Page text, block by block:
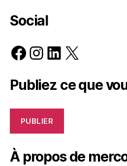
Social
Facebook
Instagram
LinkedIn
X
Publiez ce que
PUBLIER
À propos de